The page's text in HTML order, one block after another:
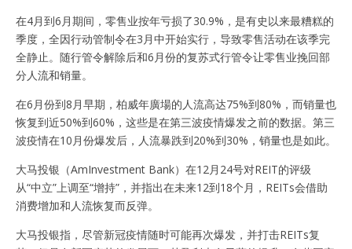
在4月到6月期间，零售业按年亏损了30.9%，是有史以来最糟糕的
季度，全因行动管制令在3月中开始实行，导致零售活动在该季完
全静止。随行管令解除后和6月份的复苏式行管令让零售业挽回部
分人流和销量。
在6月份到8月早期，柏威年廣場的人流高达75%到80%，而销量也
恢复到近50%到60%，这些是在第三波疫情爆发之前的数据。第三
波疫情在10月份爆发后，人流暴跌到20%到30%，销量也是如此。
大马投银（AmInvestment Bank）在12月24号对REIT的评级
从“中立”上调至“增持”，并指出在未来12到18个月，REITs会借助
消费增加和人流恢复而反弹。
大马投银指，尽管新冠疫情随时可能再次爆发，并打击REITs复